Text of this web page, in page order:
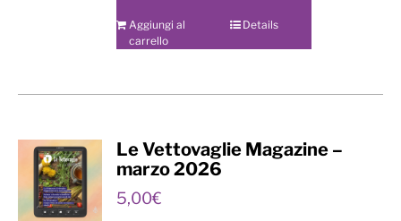
Aggiungi al
carrello
Details
Le Vettovaglie Magazine –
marzo 2026
5,00€